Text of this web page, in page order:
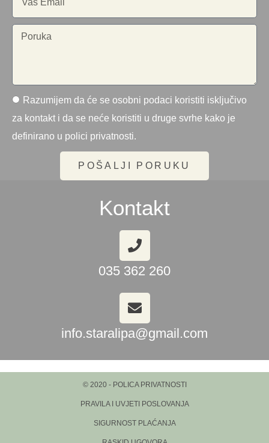
Razumijem da će se osobni podaci koristiti isključivo
za kontakt i da se neće koristiti u druge svrhe kako je
definirano u polici privatnosti.
POŠALJI PORUKU
Kontakt
035 362 260
info.staralipa@gmail.com
© 2020 - POLICA PRIVATNOSTI
PRAVILA I UVJETI POSLOVANJA
SIGURNOST PLAĆANJA